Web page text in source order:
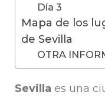
Día 3
Mapa de los
de Sevilla
OTRA
Sevilla es una